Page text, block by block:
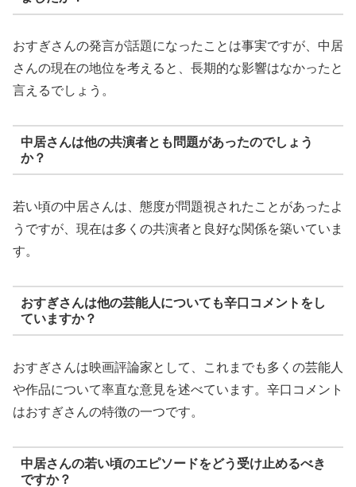
おすぎさんの発言が話題になったことは事実ですが、中居
さんの現在の地位を考えると、長期的な影響はなかったと
言えるでしょう。
中居さんは他の共演者とも問題があったのでしょう
か？
若い頃の中居さんは、態度が問題視されたことがあったよ
うですが、現在は多くの共演者と良好な関係を築いていま
す。
おすぎさんは他の芸能人についても辛口コメントをし
ていますか？
おすぎさんは映画評論家として、これまでも多くの芸能人
や作品について率直な意見を述べています。辛口コメント
はおすぎさんの特徴の一つです。
中居さんの若い頃のエピソードをどう受け止めるべき
ですか？